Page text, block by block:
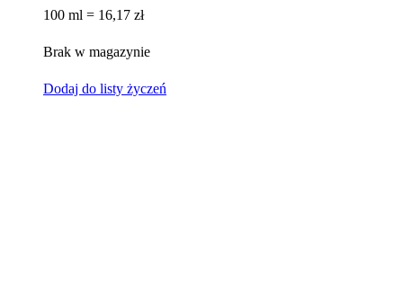
100 ml = 16,17 zł
Brak w magazynie
Dodaj do listy życzeń